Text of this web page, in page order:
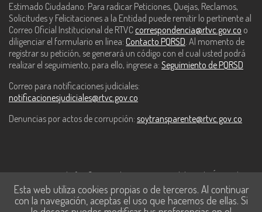
Estimado Ciudadano: Para radicar Peticiones, Quejas, Reclamos,
Solicitudes y Felicitaciones a la Entidad puede remitir lo pertinente al
Correo Oficial Institucional de RTVC correspondencia@rtvc.gov.co o
diligenciar el formulario en línea: Contacto PQRSD. Al momento de
registrar su petición, se generará un código con el cual usted podrá
realizar el seguimiento, para ello, ingrese a: Seguimiento de PQRSD
Correo para notificaciones judiciales:
notificacionesjudiciales@rtvc.gov.co
Denuncias por actos de corrupción: soytransparente@rtvc.gov.co
Este contenido fue financiado con recursos del Fondo Único de
Tecnologías de la Información y las Comunicaciones de MinTic.
Esta web utiliza cookies propias o de terceros. Al continuar
con la navegación, aceptas el uso que hacemos de ellas. Si